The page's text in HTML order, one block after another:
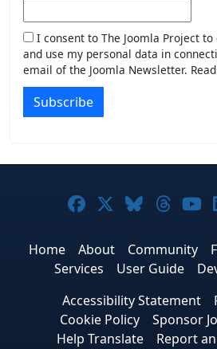
I consent to The Joomla Project
and use my personal data in
email of the Joomla Newsletter.
Subscribe
Joomla! on
Joomla! on X
Joomla!
Home About Community
Services
User Guide
Accessibility Statement
Cookie Policy
Sponsor
Help Translate
Report